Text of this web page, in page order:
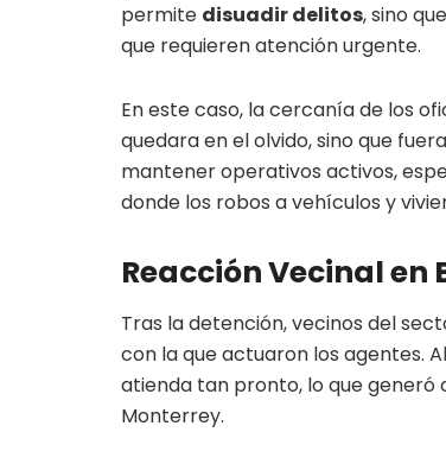
permite disuadir delitos, sino
que requieren atención urgente.
En este caso, la cercanía de los
quedara en el olvido, sino que
mantener operativos activos,
donde los robos a vehículos y
Reacción Vecinal en
Tras la detención, vecinos del
con la que actuaron los agentes.
atienda tan pronto, lo que generó
Monterrey.